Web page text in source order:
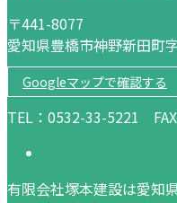
〒441-8077
愛知県豊橋市神野新田町
Googleマップで確認する
TEL：0532-33-5221
有限会社塚本建設は愛知